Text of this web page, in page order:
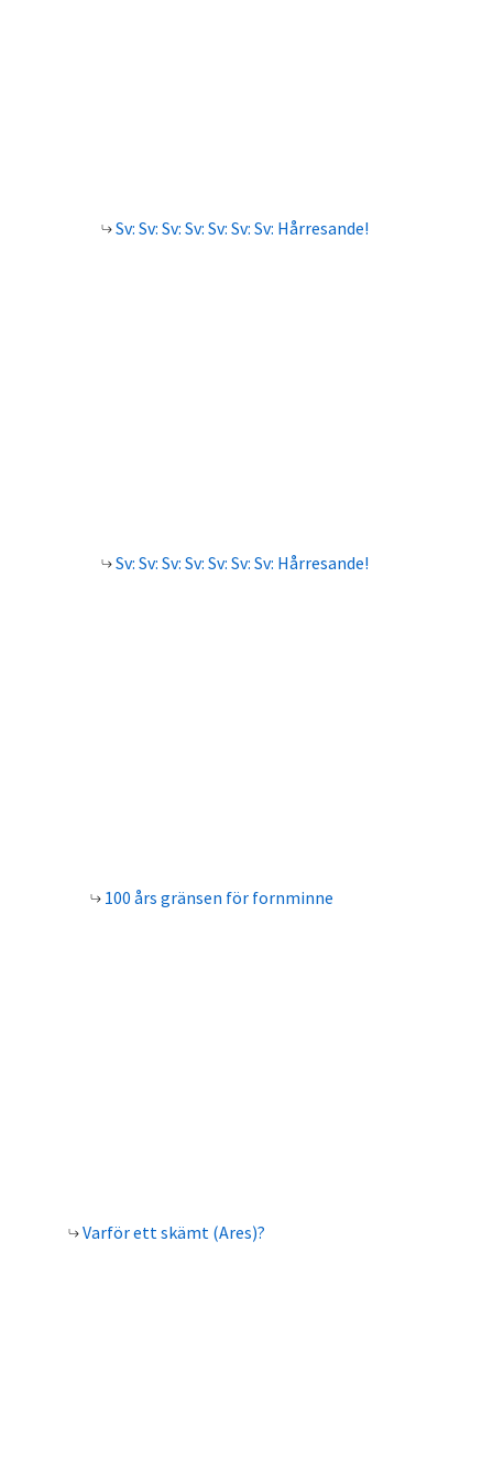
Sv: Sv: Sv: Sv: Sv: Sv: Sv: Hårresande!
Sv: Sv: Sv: Sv: Sv: Sv: Sv: Hårresande!
100 års gränsen för fornminne
Varför ett skämt (Ares)?